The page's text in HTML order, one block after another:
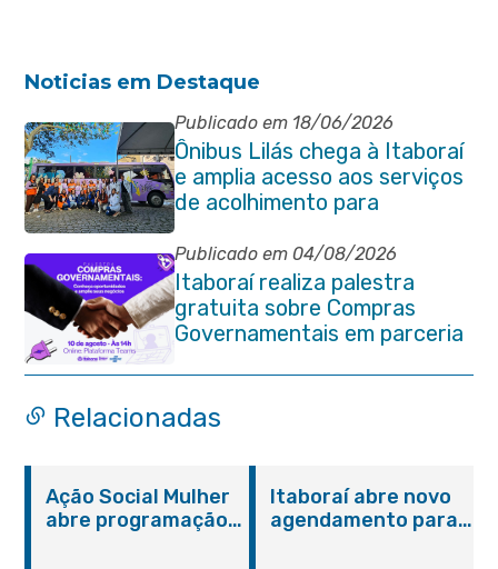
Noticias em Destaque
Publicado em 18/06/2026
Ônibus Lilás chega à Itaboraí
e amplia acesso aos serviços
de acolhimento para
mulheres
Publicado em 04/08/2026
Itaboraí realiza palestra
gratuita sobre Compras
Governamentais em parceria
Relacionadas
Ação Social Mulher
abre programação
Itaboraí abre novo
agendamento para